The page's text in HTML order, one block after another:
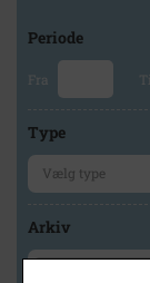
Periode
Fra
Type
Arkiv